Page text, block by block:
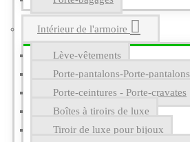
Intérieur de l'armoire
Lève-vêtements
Porte-pantalons-Porte-pantalons
Porte-ceintures - Porte-cravates
Boîtes à tiroirs de luxe
Tiroir de luxe pour bijoux